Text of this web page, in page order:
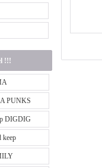
!!!
PUNKS
DIGDIG
keep